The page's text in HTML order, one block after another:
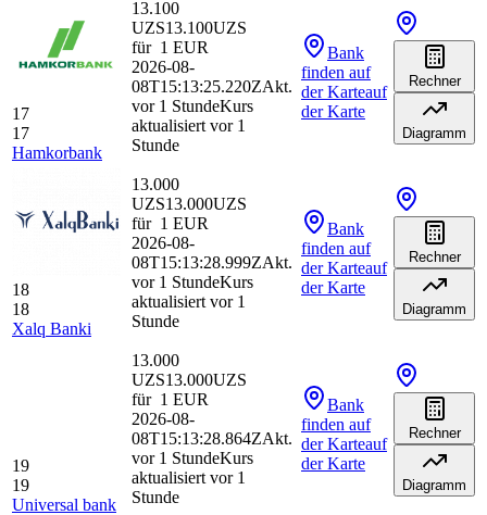
17
17
Hamkorbank
13.100
UZS13.100UZS
für 1 EUR
2026-08-
08T15:13:25.220ZAkt.
vor 1 StundeKurs
aktualisiert vor 1
Stunde
Bank
finden auf
der Karteauf
der Karte
Rechner
Diagramm
18
18
Xalq Banki
13.000
UZS13.000UZS
für 1 EUR
2026-08-
08T15:13:28.999ZAkt.
vor 1 StundeKurs
aktualisiert vor 1
Stunde
Bank
finden auf
der Karteauf
der Karte
Rechner
Diagramm
19
19
Universal bank
13.000
UZS13.000UZS
für 1 EUR
2026-08-
08T15:13:28.864ZAkt.
vor 1 StundeKurs
aktualisiert vor 1
Stunde
Bank
finden auf
der Karteauf
der Karte
Rechner
Diagramm